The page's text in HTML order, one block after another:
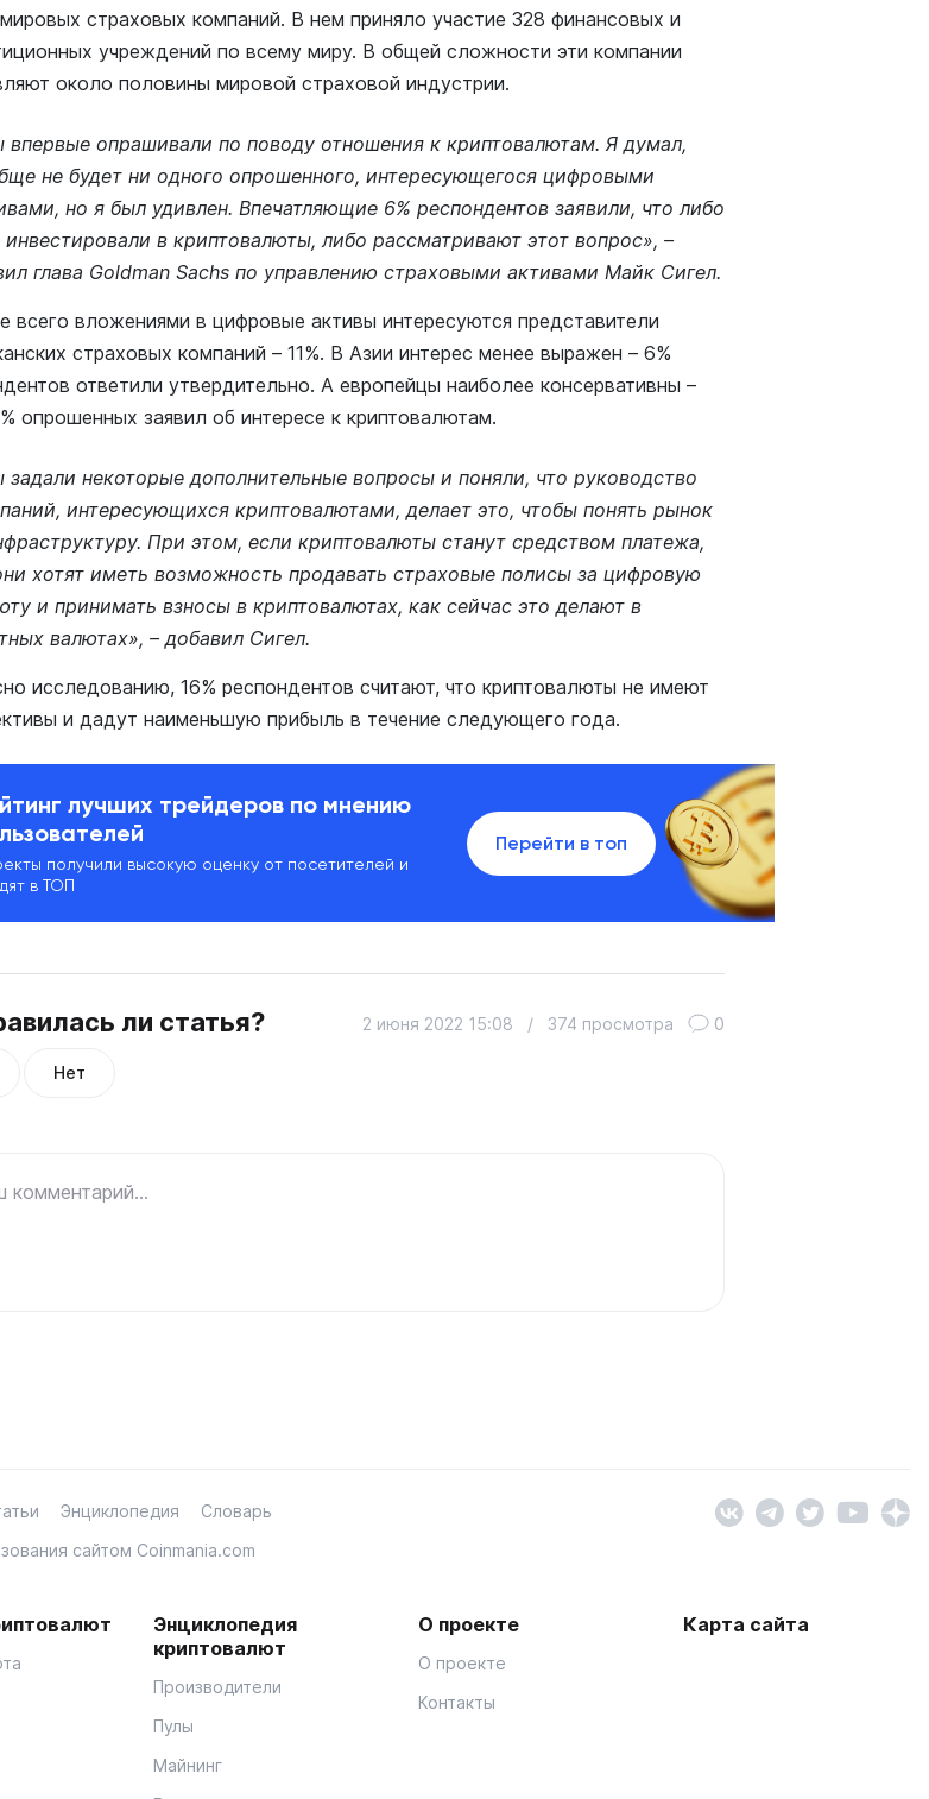
страховых компаний. В нем приняло участие 328 финансовых и
учреждений по всему миру. В общей сложности эти компании
около половины мировой страховой индустрии.
впервые опрашивали по поводу отношения к криптовалютам. Я думал,
не будет ни одного опрошенного, интересующегося цифровыми
но я был удивлен. Впечатляющие 6% респондентов заявили, что либо
в криптовалюты, либо рассматривают этот вопрос», –
глава Goldman Sachs по управлению страховыми активами Майк Сигел.
всего вложениями в цифровые активы интересуются представители
страховых компаний – 11%. В Азии интерес менее выражен – 6%
ответили утвердительно. А европейцы наиболее консервативны –
опрошенных заявил об интересе к криптовалютам.
некоторые дополнительные вопросы и поняли, что руководство
интересующихся криптовалютами, делает это, чтобы понять рынок
При этом, если криптовалюты станут средством платежа,
хотят иметь возможность продавать страховые полисы за цифровую
и принимать взносы в криптовалютах, как сейчас это делают в
валютах», – добавил Сигел.
исследованию, 16% респондентов считают, что криптовалюты не имеют
и дадут наименьшую прибыль в течение следующего года.
лучших трейдеров по мнению
получили высокую оценку от посетителей и
в ТОП
Перейти в топ
ли статья?
Нет
2 июня 2022 15:08 / 374 просмотра 0
комментарий...
Энциклопедия
Словарь
сайтом Coinmania.com
Энциклопедия
криптовалют
Производители
Пулы
Майнинг
О проекте
О проекте
Контакты
Карта сайта